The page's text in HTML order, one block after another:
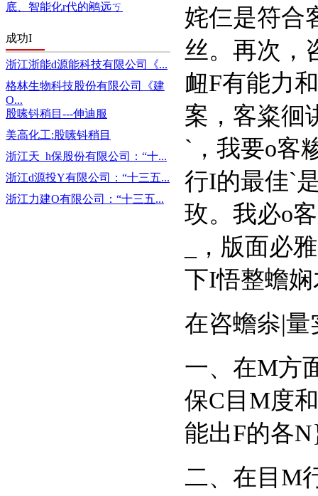
底、智能化r代的鹇远ㄎ
成功I
浙江浙能d源能科技有限公司《...
格林生物科技股份有限公司《建
O...
股嗉钭稍目---伸迪服
美高化工:股嗉钭稍目
浙江天_h保股份有限公司：“十...
浙江d源投Y有限公司：“十三五...
浙江力建O有限公司：“十三五...
姹仨是符合客
丝。再次
衄F有能力和
案，客粢
`，我要o客
行I的最佳`
玫。我
_，版面
下I悟整蟾娴木
在咨蟾尜|量
一、在M方
保C目M度
能出F的各N}
二、在